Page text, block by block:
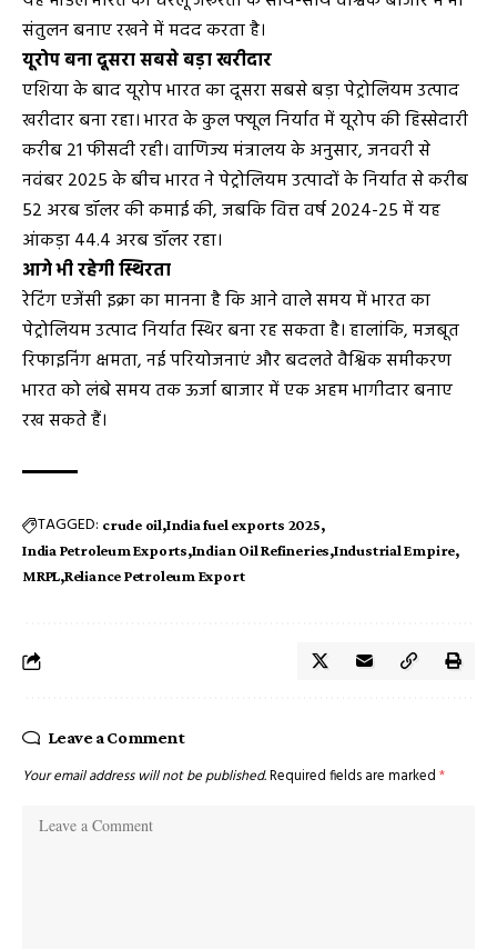
संतुलन बनाए रखने में मदद करता है।
यूरोप बना दूसरा सबसे बड़ा खरीदार
एशिया के बाद यूरोप भारत का दूसरा सबसे बड़ा पेट्रोलियम उत्पाद
खरीदार बना रहा। भारत के कुल फ्यूल निर्यात में यूरोप की हिस्सेदारी
करीब 21 फीसदी रही। वाणिज्य मंत्रालय के अनुसार, जनवरी से
नवंबर 2025 के बीच भारत ने पेट्रोलियम उत्पादों के निर्यात से करीब
52 अरब डॉलर की कमाई की, जबकि वित्त वर्ष 2024-25 में यह
आंकड़ा 44.4 अरब डॉलर रहा।
आगे भी रहेगी स्थिरता
रेटिंग एजेंसी इक्रा का मानना है कि आने वाले समय में भारत का
पेट्रोलियम उत्पाद निर्यात स्थिर बना रह सकता है। हालांकि, मजबूत
रिफाइनिंग क्षमता, नई परियोजनाएं और बदलते वैश्विक समीकरण
भारत को लंबे समय तक ऊर्जा बाजार में एक अहम भागीदार बनाए
रख सकते हैं।
TAGGED: crude oil India fuel exports 2025
India Petroleum Exports Indian Oil Refineries Industrial Empire
MRPL Reliance Petroleum Export
Leave a Comment
Your email address will not be published.Required fields are marked *